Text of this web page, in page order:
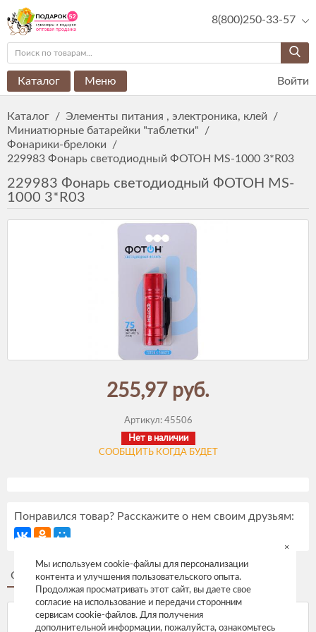
8(800)250-33-57
Каталог Меню Войти
Каталог / Элементы питания , электроника, клей
/
Миниатюрные батарейки "таблетки"
/
Фонарики-брелоки
/
229983 Фонарь светодиодный ФОТОН MS-1000 3*R03
229983 Фонарь светодиодный ФОТОН MS-
1000 3*R03
255,97 руб.
Артикул: 45506
Нет в наличии
СООБЩИТЬ КОГДА БУДЕТ
Понравился товар? Расскажите о нем своим друзьям:
Описание Отзывы
Мы используем cookie-файлы для персонализации
контента и улучшения пользовательского опыта.
Продолжая просматривать этот сайт, вы даете свое
согласие на использование и передачи сторонним
сервисам cookie-файлов. Для получения
дополнительной информации, пожалуйста, ознакомьтесь
×